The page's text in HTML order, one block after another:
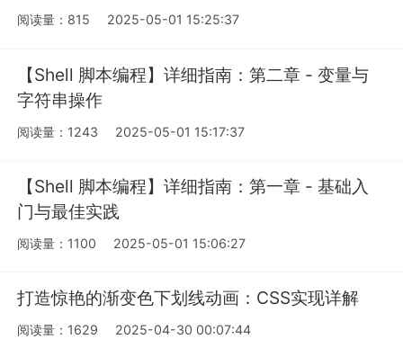
阅读量：815 2025-05-01 15:25:37
【Shell 脚本编程】详细指南：第二章 - 变量与
字符串操作
阅读量：1243 2025-05-01 15:17:37
【Shell 脚本编程】详细指南：第一章 - 基础入
门与最佳实践
阅读量：1100 2025-05-01 15:06:27
打造惊艳的渐变色下划线动画：CSS实现详解
阅读量：1629 2025-04-30 00:07:44